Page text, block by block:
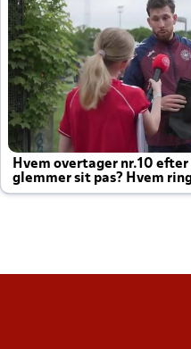
Hvem overtager nr.10 efter
glemmer sit pas? Hvem
altid til efter kampe?